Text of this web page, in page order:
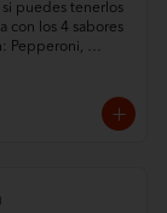
puedes tenerlos
con los 4 sabores
Pepperoni,
+$60. ¡El